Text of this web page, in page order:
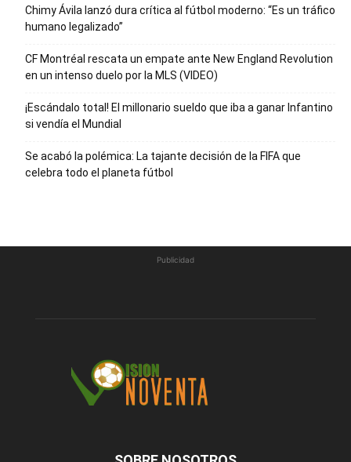
Chimy Ávila lanzó dura crítica al fútbol moderno: “Es un tráfico
humano legalizado”
CF Montréal rescata un empate ante New England Revolution
en un intenso duelo por la MLS (VIDEO)
¡Escándalo total! El millonario sueldo que iba a ganar Infantino
si vendía el Mundial
Se acabó la polémica: La tajante decisión de la FIFA que
celebra todo el planeta fútbol
Publicidad